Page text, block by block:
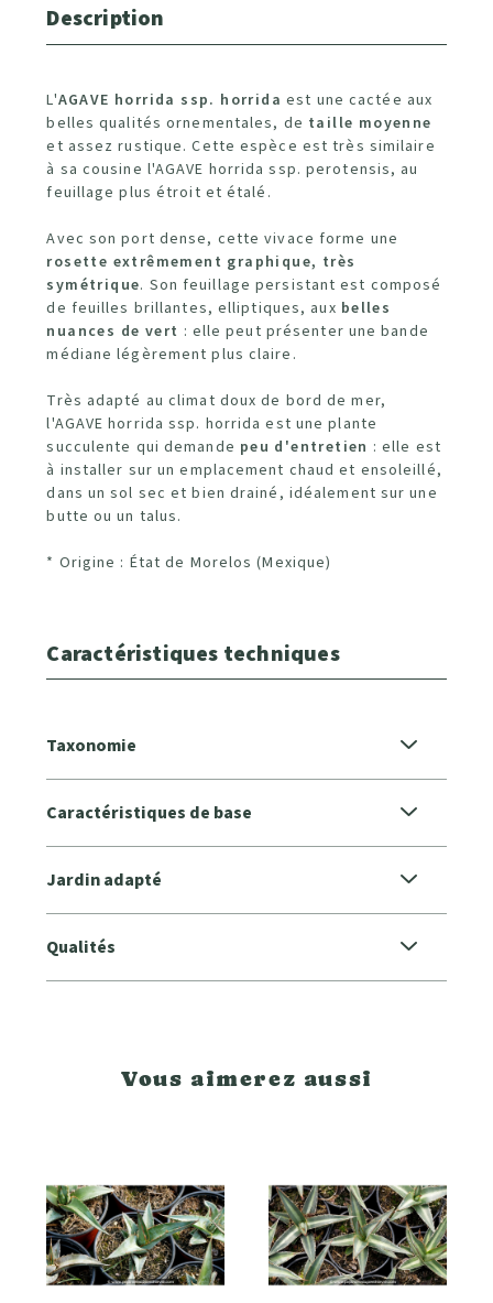
Description
L'AGAVE horrida ssp. horrida est une cactée aux
belles qualités ornementales, de taille moyenne
et assez rustique. Cette espèce est très similaire
à sa cousine l'AGAVE horrida ssp. perotensis, au
feuillage plus étroit et étalé.
Avec son port dense, cette vivace forme une
rosette extrêmement graphique, très
symétrique. Son feuillage persistant est composé
de feuilles brillantes, elliptiques, aux belles
nuances de vert : elle peut présenter une bande
médiane légèrement plus claire.
Très adapté au climat doux de bord de mer,
l'AGAVE horrida ssp. horrida est une plante
succulente qui demande peu d'entretien : elle est
à installer sur un emplacement chaud et ensoleillé,
dans un sol sec et bien drainé, idéalement sur une
butte ou un talus.
* Origine : État de Morelos (Mexique)
Caractéristiques techniques
Taxonomie
Caractéristiques de base
Jardin adapté
Qualités
Vous aimerez aussi